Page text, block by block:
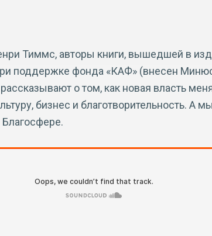
Тиммс, авторы книги, вышедшей в
поддержке фонда «КАФ» (внесен
о том, как новая власть
бизнес и благотворительность. А
Благосфере.